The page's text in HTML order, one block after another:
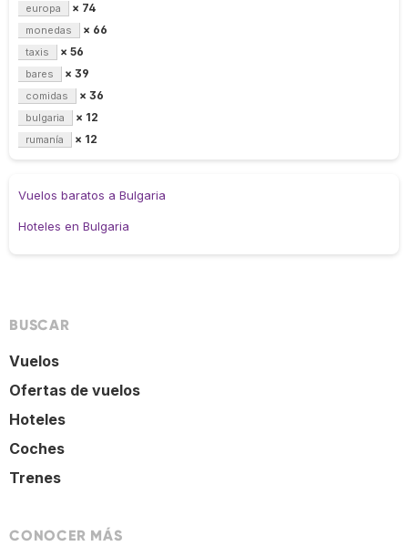
europa × 74
monedas × 66
taxis × 56
bares × 39
comidas × 36
bulgaria × 12
rumanía × 12
Vuelos baratos a Bulgaria
Hoteles en Bulgaria
BUSCAR
Vuelos
Ofertas de vuelos
Hoteles
Coches
Trenes
CONOCER MÁS